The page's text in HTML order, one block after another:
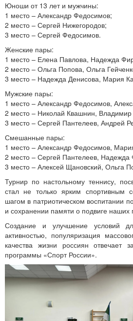
Юноши от 13 лет и мужчины:
1 место – Александр Федосимов;
2 место – Сергей Нижегородов;
3 место – Сергей Федосимов.
Женские пары:
1 место – Елена Павлова, Надежда
2 место – Ольга Попова, Ольга
3 место – Надежда Денисова, Мария
Мужские пары:
1 место – Александр Федосимов,
2 место – Николай Квашнин, Владимир
3 место – Сергей Пантелеев, Андрей
Смешанные пары:
1 место – Александр Федосимов,
2 место – Сергей Пантелеев, Надежда
3 место – Алексей Щановский, Ольга
Турнир по настольному теннису,
стал не только ярким спортивным
шагом в патриотическом воспитании
и сохранении памяти о подвиге наших
Создание и улучшение условий
активностью, популяризация
качества жизни россиян отвечает
программы «Спорт России».